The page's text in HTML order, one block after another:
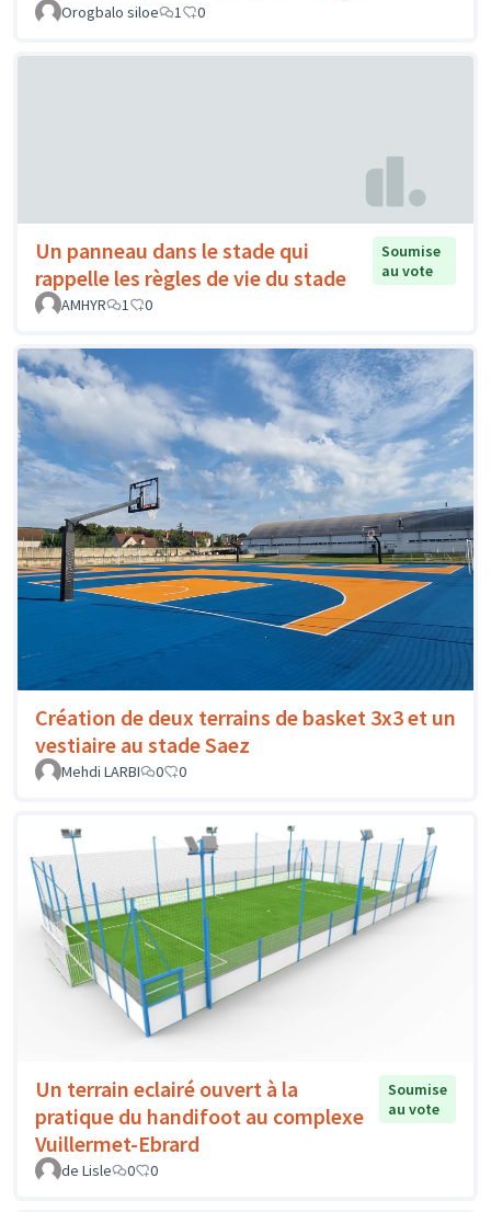
Orogbalo siloe
1 0
Un panneau dans le stade qui
rappelle les règles de vie du stade
Soumise
au vote
AMHYR
1 0
Création de deux terrains de basket 3x3 et un
vestiaire au stade Saez
Mehdi LARBI 0 0
Un terrain eclairé ouvert à la
pratique du handifoot au complexe
Vuillermet-Ebrard
Soumise
au vote
de Lisle 0 0